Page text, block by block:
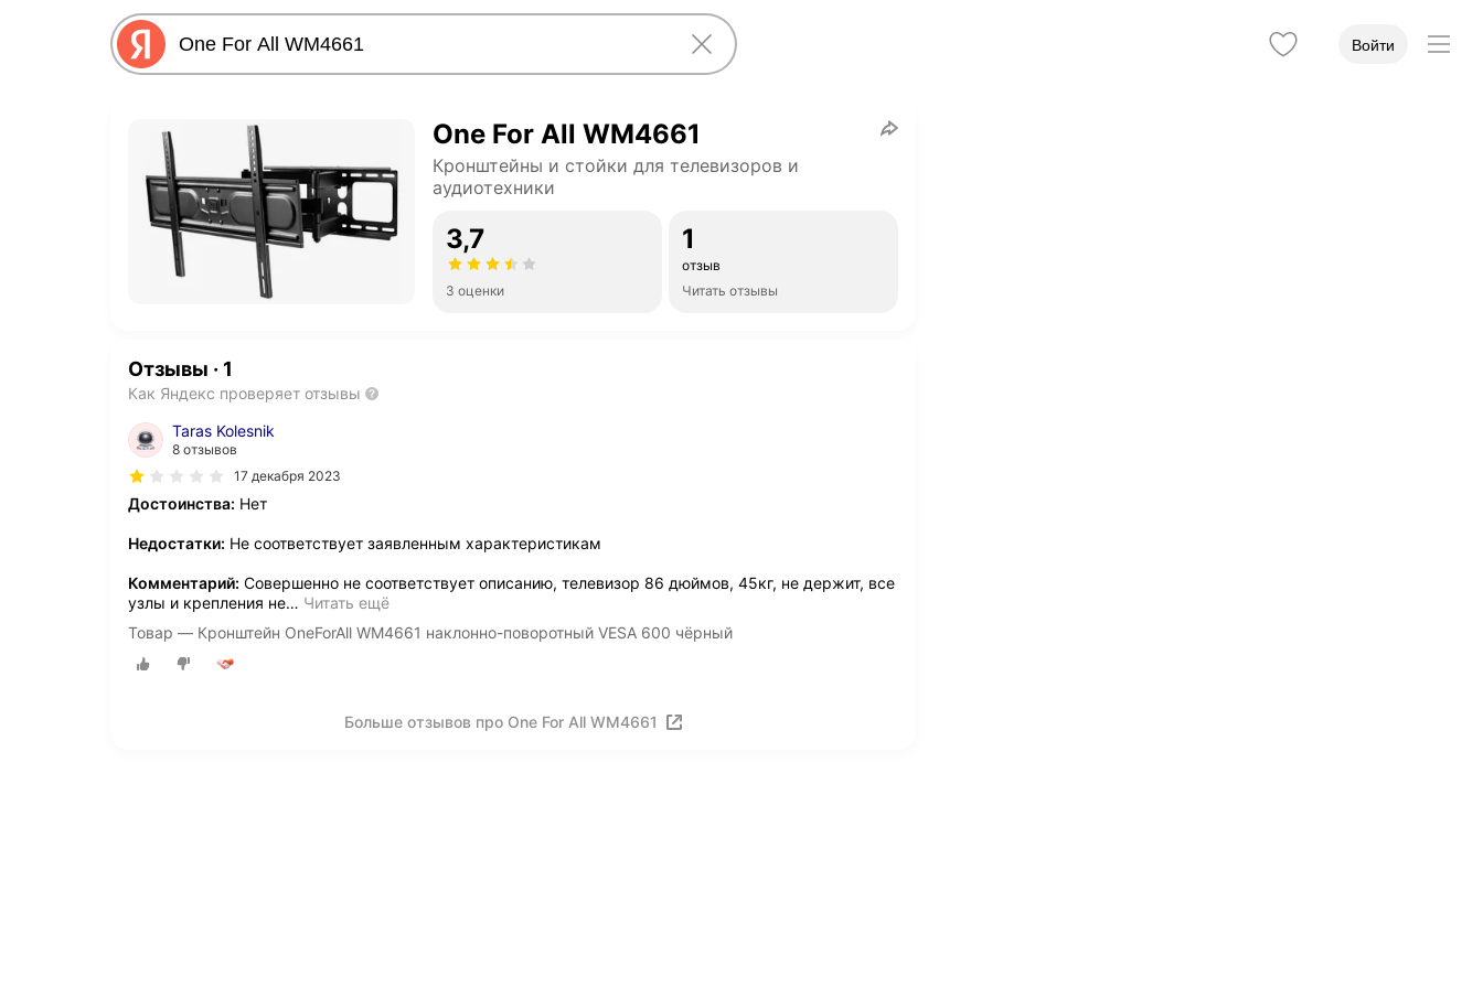
Войти
One For All WM4661
Кронштейны и стойки для телевизоров и
аудиотехники
3,7
3 оценки
1
отзыв
Читать отзывы
Отзывы · 1
Как Яндекс проверяет отзывы
Taras Kolesnik
8 отзывов
17 декабря 2023
Достоинства: Нет
Недостатки: Не соответствует заявленным характеристикам
Комментарий: Совершенно не соответствует описанию, телевизор 86 дюймов, 45кг, не держит, все
узлы и крепления не… Читать ещё
Товар — Кронштейн OneForAll WM4661 наклонно-поворотный VESA 600 чёрный
Больше отзывов про One For All WM4661